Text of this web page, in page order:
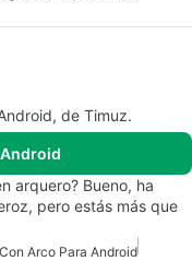
de Timuz.
arquero? Bueno, ha
pero estás más que
Arco Para Android